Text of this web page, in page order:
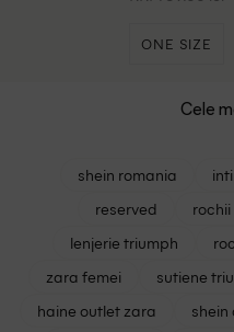
ONE SIZE
Cele
shein romania
reserved
lenjerie triumph
zara femei
sutiene
haine outlet zara
shein